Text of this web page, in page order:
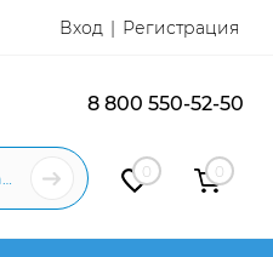
Вход Регистрация
8 800 550-52-50
0 0